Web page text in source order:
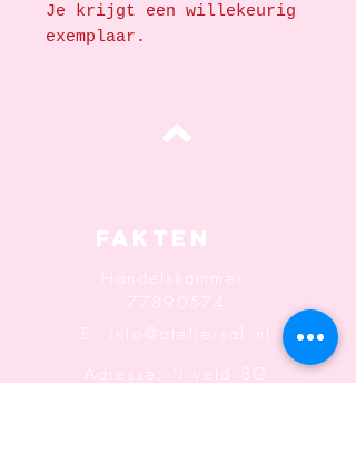
Je krijgt een willekeurig
exemplaar.
Fakten
Handelskammer:
77890574
info@ateliersaf.nl
Adresse: 't veld 3G